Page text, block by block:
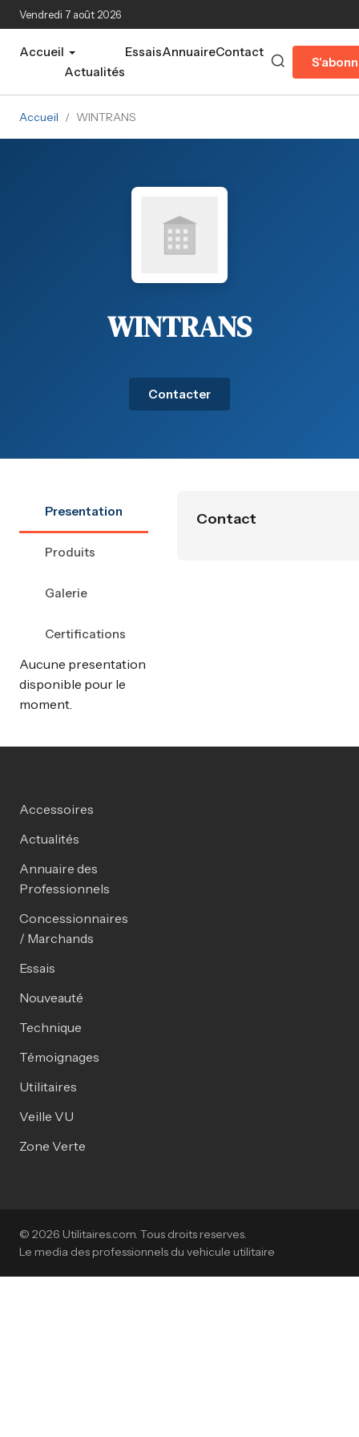
Aller au contenu principal
Vendredi 7 août 2026
Accueil
Actualités
EssaisAnnuaireContact
Accueil / WINTRANS
WINTRANS
Contacter
Presentation
Produits
Galerie
Certifications
Aucune presentation
disponible pour le
moment.
Contact
Accessoires
Actualités
Annuaire des
Professionnels
Concessionnaires
/ Marchands
Essais
Nouveauté
Technique
Témoignages
Utilitaires
Veille VU
Zone Verte
© 2026 Utilitaires.com. Tous droits reserves.
Le media des professionnels du vehicule utilitaire